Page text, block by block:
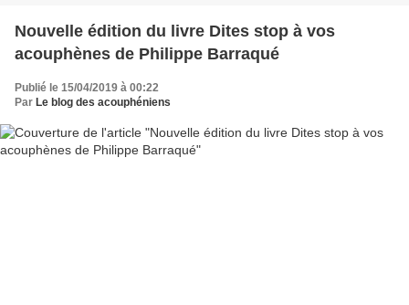
Nouvelle édition du livre Dites stop à vos
acouphènes de Philippe Barraqué
Publié le 15/04/2019 à 00:22
Par Le blog des acouphéniens